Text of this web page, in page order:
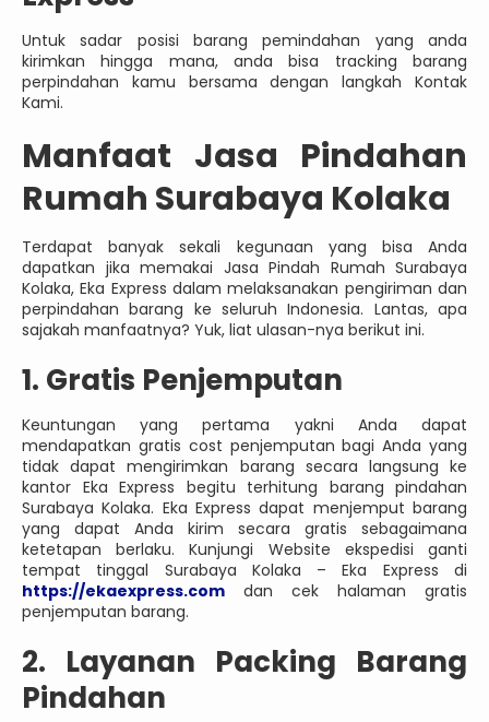
Untuk sadar posisi barang pemindahan yang anda
kirimkan hingga mana, anda bisa tracking barang
perpindahan kamu bersama dengan langkah Kontak
Kami.
Manfaat Jasa Pindahan
Rumah Surabaya Kolaka
Terdapat banyak sekali kegunaan yang bisa Anda
dapatkan jika memakai Jasa Pindah Rumah Surabaya
Kolaka, Eka Express dalam melaksanakan pengiriman dan
perpindahan barang ke seluruh Indonesia. Lantas, apa
sajakah manfaatnya? Yuk, liat ulasan-nya berikut ini.
1. Gratis Penjemputan
Keuntungan yang pertama yakni Anda dapat
mendapatkan gratis cost penjemputan bagi Anda yang
tidak dapat mengirimkan barang secara langsung ke
kantor Eka Express begitu terhitung barang pindahan
Surabaya Kolaka. Eka Express dapat menjemput barang
yang dapat Anda kirim secara gratis sebagaimana
ketetapan berlaku. Kunjungi Website ekspedisi ganti
tempat tinggal Surabaya Kolaka – Eka Express di
https://ekaexpress.com dan cek halaman gratis
penjemputan barang.
2. Layanan Packing Barang
Pindahan